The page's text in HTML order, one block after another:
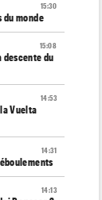
15:30
monde
15:08
descente du
14:53
Vuelta
14:31
14:13